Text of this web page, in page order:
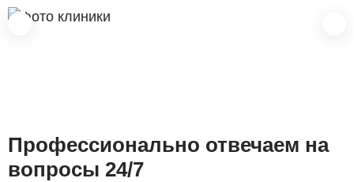
Профессионально отвечаем на
вопросы 24/7